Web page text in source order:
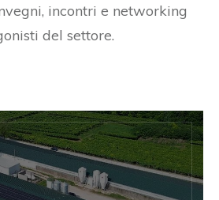
incontri e networking
del settore.